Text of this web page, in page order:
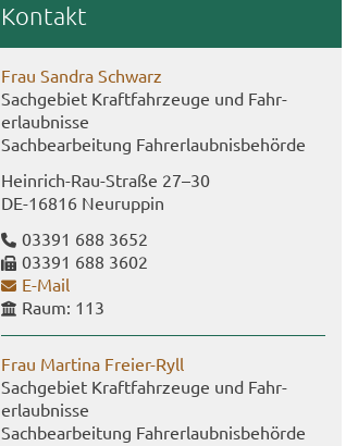
Kon­takt
Frau San­dra Schwarz
Sach­ge­biet Kraft­fahr­zeu­ge und Fahr­
erlaub­nis­se
Sach­be­ar­bei­tung Fahr­erlaub­nis­be­hör­de
Heinrich-​Rau-Straße 27–30
DE-​16816 Neu­rup­pin
03391 688 3652
03391 688 3602
E-​Mail
Raum: 113
Frau Mar­ti­na Freier-​Ryll
Sach­ge­biet Kraft­fahr­zeu­ge und Fahr­
erlaub­nis­se
Sach­be­ar­bei­tung Fahr­erlaub­nis­be­hör­de